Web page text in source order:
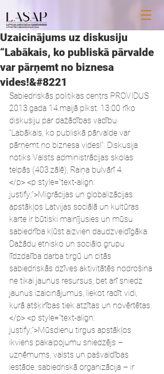
Uzaicinājums uz diskusiju
“Labākais, ko publiskā pārvalde
var pārņemt no biznesa
vides!&#8221
Sabiedriskās politikas centrs PROVIDUS
2013.gada 14.maijā plkst. 13:00 rīko
diskusiju par dažādības vadību
“Labākais, ko publiskā pārvalde var
pārņemt no biznesa vides!”. Diskusija
notiks Valsts administrācijas skolas
telpās (403.zālē), Raiņa bulvārī 4.
</p> <p style="text-align:
justify;">Migrācijas un globalizācijas
apstākļos Latvijas sociālā un kultūras
karte ir būtiski mainījusies un mūsu
sabiedrība kļūst aizvien daudzveidīgāka.
Dažādu etnisko un sociālo grupu
līdzdalība darba tirgū un citās
sabiedriskās dzīves aktivitātēs nodrošina
ne tikai jaunus resursus, bet arī sniedz
jaunus izaicinājumus, liekot radīt vidi,
kurā atšķirības tiek atzītas un novērtētas.
</p> <p style="text-align:
justify;">Mūsdienu tirgus apstākļos
ikviens pakalpojumu sniedzējs –
uzņēmums, valsts un pašvaldības
iestāde, sabiedriskā organizācija – ir